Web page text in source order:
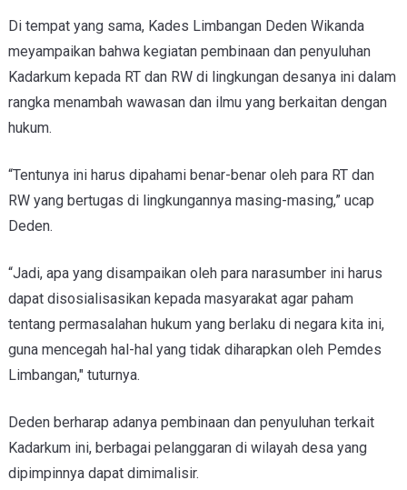
Di tempat yang sama, Kades Limbangan Deden Wikanda
meyampaikan bahwa kegiatan pembinaan dan penyuluhan
Kadarkum kepada RT dan RW di lingkungan desanya ini dalam
rangka menambah wawasan dan ilmu yang berkaitan dengan
hukum.
“Tentunya ini harus dipahami benar-benar oleh para RT dan
RW yang bertugas di lingkungannya masing-masing,” ucap
Deden.
“Jadi, apa yang disampaikan oleh para narasumber ini harus
dapat disosialisasikan kepada masyarakat agar paham
tentang permasalahan hukum yang berlaku di negara kita ini,
guna mencegah hal-hal yang tidak diharapkan oleh Pemdes
Limbangan," tuturnya.
Deden berharap adanya pembinaan dan penyuluhan terkait
Kadarkum ini, berbagai pelanggaran di wilayah desa yang
dipimpinnya dapat dimimalisir.